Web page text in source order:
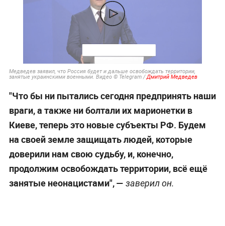
Медведев заявил, что Россия будет и дальше освобождать территории,
занятые украинскими военными. Видео © Telegram /Дмитрий Медведев
"Что бы ни пытались сегодня предпринять наши
враги, а также ни болтали их марионетки в
Киеве, теперь это новые субъекты РФ. Будем
на своей земле защищать людей, которые
доверили нам свою судьбу, и, конечно,
продолжим освобождать территории, всё ещё
занятые неонацистами", — заверил он.